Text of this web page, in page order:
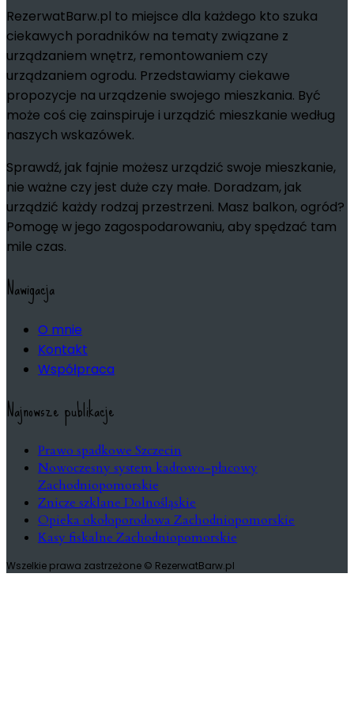
RezerwatBarw.pl to miejsce dla każdego kto szuka
ciekawych poradników na tematy związane z
urządzaniem wnętrz, remontowaniem czy
urządzaniem ogrodu. Przedstawiamy ciekawe
propozycje na urządzenie swojego mieszkania. Być
może coś cię zainspiruje i urządzić mieszkanie według
naszych wskazówek.
Sprawdź, jak fajnie możesz urządzić swoje mieszkanie,
nie ważne czy jest duże czy małe. Doradzam, jak
urządzić każdy rodzaj przestrzeni. Masz balkon, ogród?
Pomogę w jego zagospodarowaniu, aby spędzać tam
mile czas.
Nawigacja
O mnie
Kontakt
Współpraca
Najnowsze publikacje
Prawo spadkowe Szczecin
Nowoczesny system kadrowo-płacowy
Zachodniopomorskie
Znicze szklane Dolnośląskie
Opieka okołoporodowa Zachodniopomorskie
Kasy fiskalne Zachodniopomorskie
Wszelkie prawa zastrzeżone © RezerwatBarw.pl